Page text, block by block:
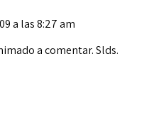
a las 8:27 am
a comentar. Slds.